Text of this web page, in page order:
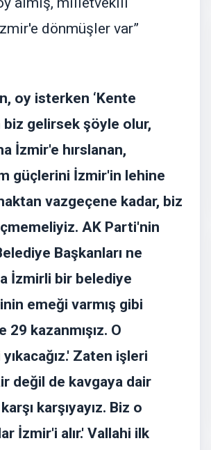
dönmüşler var”
oy isterken ‘Kente
biz gelirsek şöyle olur,
İzmir'e hırslanan,
güçlerini İzmir'in lehine
vazgeçene kadar, biz
AK Parti'nin
Başkanları ne
İzmirli bir belediye
emeği varmış gibi
kazanmışız. O
Zaten işleri
değil de kavgaya dair
karşıyayız. Biz o
İzmir'i alır.' Vallahi ilk